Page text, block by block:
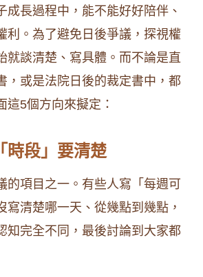
成長過程中，能不能好好陪伴、
利。為了避免日後爭議，探視權
就談清楚、寫具體。而不論是直
，或是法院日後的裁定書中，都
這5個方向來擬定：
時段」要清楚
的項目之一。有些人寫「每週可
寫清楚哪一天、從幾點到幾點，
知完全不同，最後討論到大家都